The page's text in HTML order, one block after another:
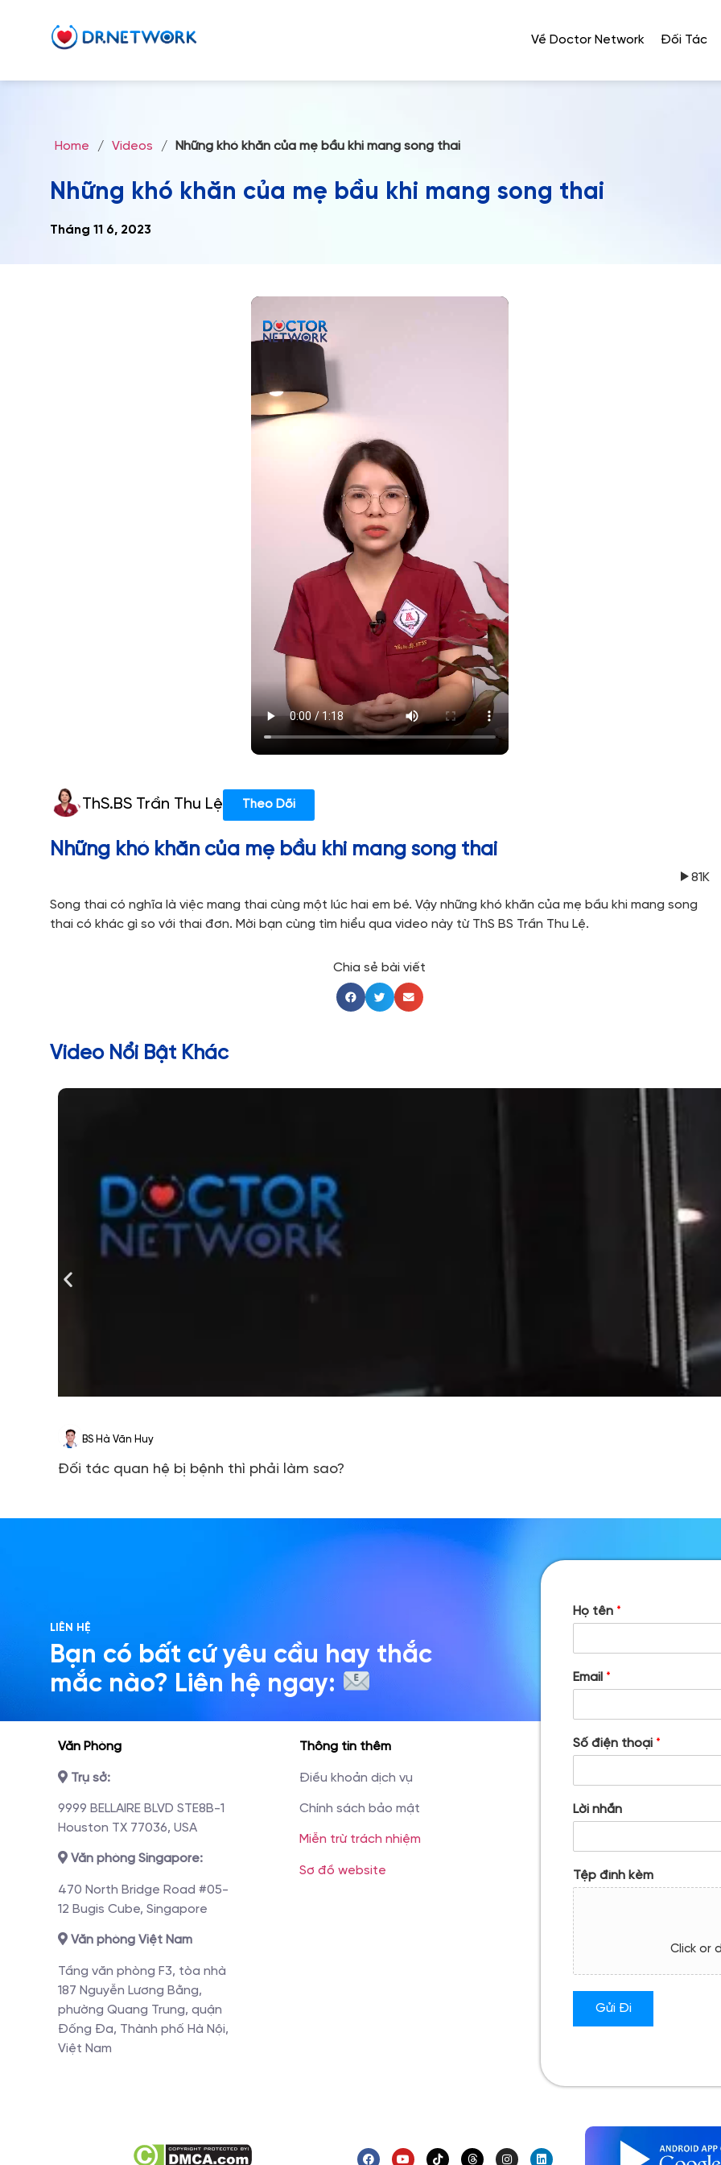
Về Doctor Network Đối Tác
Home / Videos / Những khó khăn của mẹ bầu khi mang song thai
Những khó khăn của mẹ bầu khi mang song thai
Tháng 11 6, 2023
ThS.BS Trần Thu Lệ Theo Dõi
Những khó khăn của mẹ bầu khi mang song thai
81K
Song thai có nghĩa là việc mang thai cùng một lúc hai em bé. Vậy những khó khăn của mẹ bầu khi mang song
thai có khác gì so với thai đơn. Mời bạn cùng tìm hiểu qua video này từ ThS BS Trần Thu Lệ.
Chia sẻ bài viết
Video Nổi Bật Khác
BS Hà Văn Huy
Đối tác quan hệ bị bệnh thì phải làm sao?
LIÊN HỆ
Bạn có bất cứ yêu cầu hay thắc
mắc nào? Liên hệ ngay:
Văn Phòng
Trụ sở:
9999 BELLAIRE BLVD STE8B-1
Houston TX 77036, USA
Văn phòng Singapore:
470 North Bridge Road #05-
12 Bugis Cube, Singapore
Văn phòng Việt Nam
Tầng văn phòng F3, tòa nhà
187 Nguyễn Lương Bằng,
phường Quang Trung, quận
Đống Đa, Thành phố Hà Nội,
Việt Nam
Thông tin thêm
Điều khoản dịch vụ
Chính sách bảo mật
Miễn trừ trách nhiệm
Sơ đồ website
Họ tên *
Email *
Số điện thoại *
Lời nhắn
Tệp đính kèm
Click or
Gửi Đi